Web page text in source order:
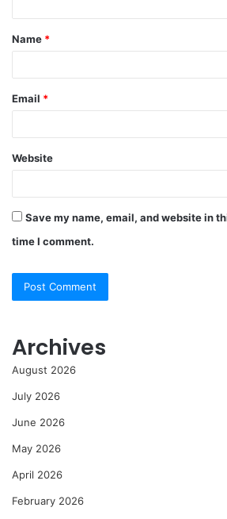
t
*
Name *
Email *
Website
Save my name, email, and website in
time I comment.
Archives
August 2026
July 2026
June 2026
May 2026
April 2026
February 2026